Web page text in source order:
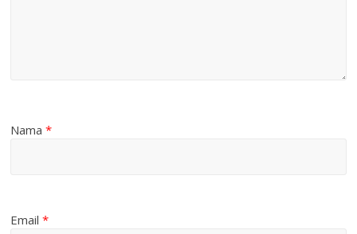
Nama*
Email*